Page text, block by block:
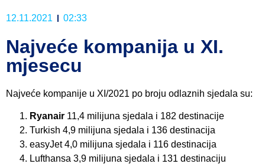
12.11.2021 02:33
Najveće kompanija u XI.
mjesecu
Najveće kompanije u XI/2021 po broju odlaznih sjedala su:
Ryanair 11,4 milijuna sjedala i 182 destinacije
Turkish 4,9 milijuna sjedala i 136 destinacija
easyJet 4,0 milijuna sjedala i 116 destinacija
Lufthansa 3,9 milijuna sjedala i 131 destinaciju